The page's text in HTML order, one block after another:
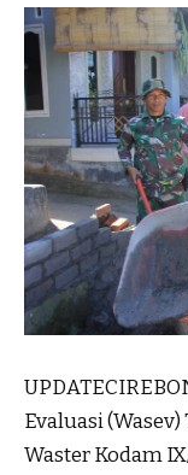
Evaluasi
Waster Kodam